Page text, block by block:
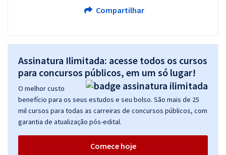
Compartilhar
Assinatura Ilimitada: acesse todos os cursos
para concursos públicos, em um só lugar!
O melhor custo
benefício para os seus estudos e seu bolso. São mais de 25
mil cursos para todas as carreiras de concursos públicos, com
garantia de atualização pós-edital.
Comece hoje